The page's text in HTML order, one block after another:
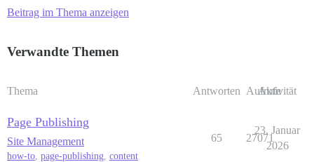
Beitrag im Thema anzeigen
Verwandte Themen
Thema Antworten Aufrufe
Aktivität
Page Publishing
Site Management
how-to page-publishing content
65 27071
23. Januar
2026